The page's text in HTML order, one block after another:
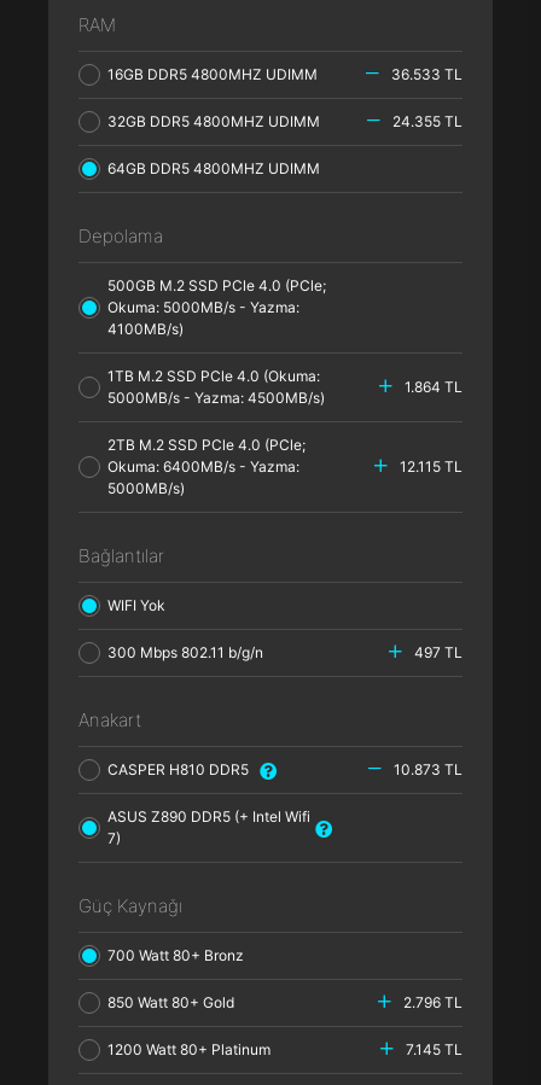
RAM
16GB DDR5 4800MHZ UDIMM 36.533 TL
32GB DDR5 4800MHZ UDIMM 24.355 TL
64GB DDR5 4800MHZ UDIMM
Depolama
500GB M.2 SSD PCle 4.0 (PCle;
Okuma: 5000MB/s - Yazma:
4100MB/s)
1TB M.2 SSD PCle 4.0 (Okuma:
5000MB/s - Yazma: 4500MB/s)
1.864 TL
2TB M.2 SSD PCle 4.0 (PCle;
Okuma: 6400MB/s - Yazma:
5000MB/s)
12.115 TL
Bağlantılar
WIFI Yok
300 Mbps 802.11 b/g/n 497 TL
Anakart
CASPER H810 DDR5 10.873 TL
ASUS Z890 DDR5 (+ Intel Wifi
7)
Güç Kaynağı
700 Watt 80+ Bronz
850 Watt 80+ Gold 2.796 TL
1200 Watt 80+ Platinum 7.145 TL